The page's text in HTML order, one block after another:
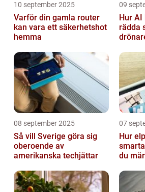
10 september 2025
Varför din gamla router
kan vara ett säkerhetshot
hemma
09
Hur AI
rädda
08 september 2025
Så vill Sverige göra sig
oberoende av
amerikanska techjättar
07
Hur
du